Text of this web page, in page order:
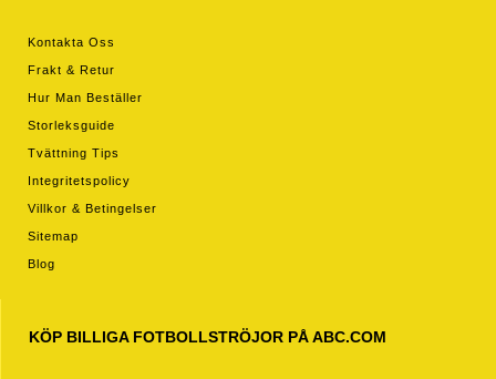
Kontakta Oss
Frakt & Retur
Hur Man Beställer
Storleksguide
Tvättning Tips
Integritetspolicy
Villkor & Betingelser
Sitemap
Blog
KÖP BILLIGA FOTBOLLSTRÖJOR PÅ ABC.COM